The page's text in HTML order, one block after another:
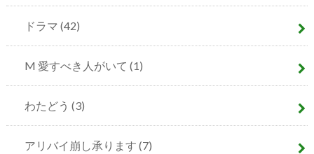
ドラマ (42)
M 愛すべき人がいて (1)
わたどう (3)
アリバイ崩し承ります (7)